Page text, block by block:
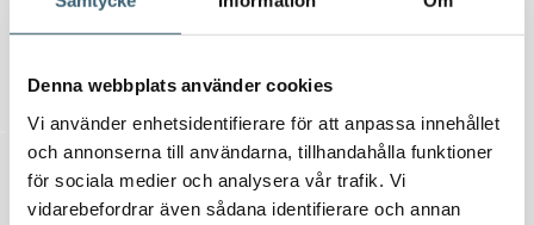
Denna webbplats använder cookies
Vi använder enhetsidentifierare för att anpassa innehållet
och annonserna till användarna, tillhandahålla funktioner
för sociala medier och analysera vår trafik. Vi
vidarebefordrar även sådana identifierare och annan